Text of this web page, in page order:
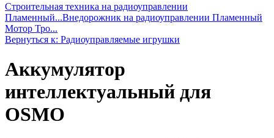
Строительная техника на радиоуправлении
Пламенный...Внедорожник на радиоуправлении Пламенный
Мотор Тро...
Вернуться к: Радиоуправляемые игрушки
Аккумулятор
интеллектуальный для
OSMO